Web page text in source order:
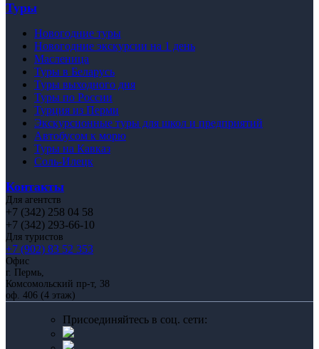
Туры
Новогодние туры
Новогодние экскурсии на 1 день
Масленица
Туры в Беларусь
Туры выходного дня
Туры по России
Турция из Перми
Экскурсионные туры для школ и предприятий
Автобусом к морю
Туры на Кавказ
Соль-Илецк
Контакты
Для агентств
+7 (342) 258 04 58
+7 (342) 293-66-10
Для туристов
+7 (902) 83 52 353
Офис
г. Пермь,
Комсомольский пр-т, 38
оф. 406 (4 этаж)
Присоединяйтесь в соц. сети: